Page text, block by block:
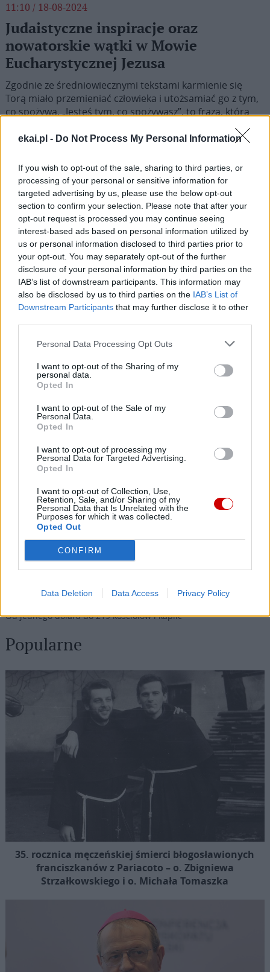
ekai.pl - Do Not Process My Personal Information
If you wish to opt-out of the sale, sharing to third parties, or
processing of your personal or sensitive information for
targeted advertising by us, please use the below opt-out
section to confirm your selection. Please note that after your
opt-out request is processed you may continue seeing
interest-based ads based on personal information utilized by
us or personal information disclosed to third parties prior to
your opt-out. You may separately opt-out of the further
disclosure of your personal information by third parties on the
IAB’s list of downstream participants. This information may
also be disclosed by us to third parties on the IAB’s List of
Downstream Participants that may further disclose it to other
Personal Data Processing Opt Outs
I want to opt-out of the Sharing of my
personal data.
Opted In
I want to opt-out of the Sale of my
Personal Data.
Opted In
I want to opt-out of processing my
Personal Data for Targeted Advertising.
Opted In
I want to opt-out of Collection, Use,
Retention, Sale, and/or Sharing of my
Personal Data that Is Unrelated with the
Purposes for which it was collected.
Opted Out
CONFIRM
Data Deletion Data Access Privacy Policy
11:10 / 18-08-2024
Judaistyczne inspiracje oraz
nowatorskie wątki w Mowie
Eucharystycznej Jezusa
Zgodnie ze średniowiecznymi tekstami karmienie się
Torą miało przemieniać człowieka i utożsamiać go z tym,
co spożywa. „Jesteś tym, co spożywasz”, to fraza, którą
pokarmowych z budowaniem tożsamości w judaistycznej
Katedrze Teologii Biblijnej i Proforystyki KUL, komentując
fragment Mowy Eucharystycznej Jezusa w Ewangelii
niedzieli 18 sierpnia.
Poprzednia
1
2 3 4 5 …
13
Następna
Najnowsze
09 sierpnia 2026 | 21:02
09 sierpnia 2026 | 20:28
Leon XIV: w każdej sytuacji Jezus nas nie opuszcza
09 sierpnia 2026 | 20:27
09 sierpnia 2026 | 20:00
Ks. Jacek Waligóra w oświęcimskim Karmelu: czuwajcie, nie
dajcie w sobie rosnąć nienawiści
09 sierpnia 2026 | 19:21
Małogoszcz: wspólna modlitwa na trasie 61. Marszu Kadrówki
Od jednego dolara do 219 kościołów i kaplic
Popularne
35. rocznica męczeńskiej śmierci błogosławionych
franciszkanów z Pariacoto – o. Zbigniewa
Strzałkowskiego i o. Michała Tomaszka